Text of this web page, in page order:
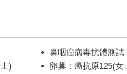
鼻咽癌病毒抗體測試
)
卵巢：癌抗原125(女